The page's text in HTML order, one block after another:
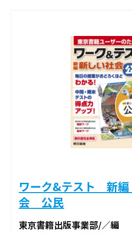
ワーク&テスト 新
会 公民
東京書籍出版事業部/／編